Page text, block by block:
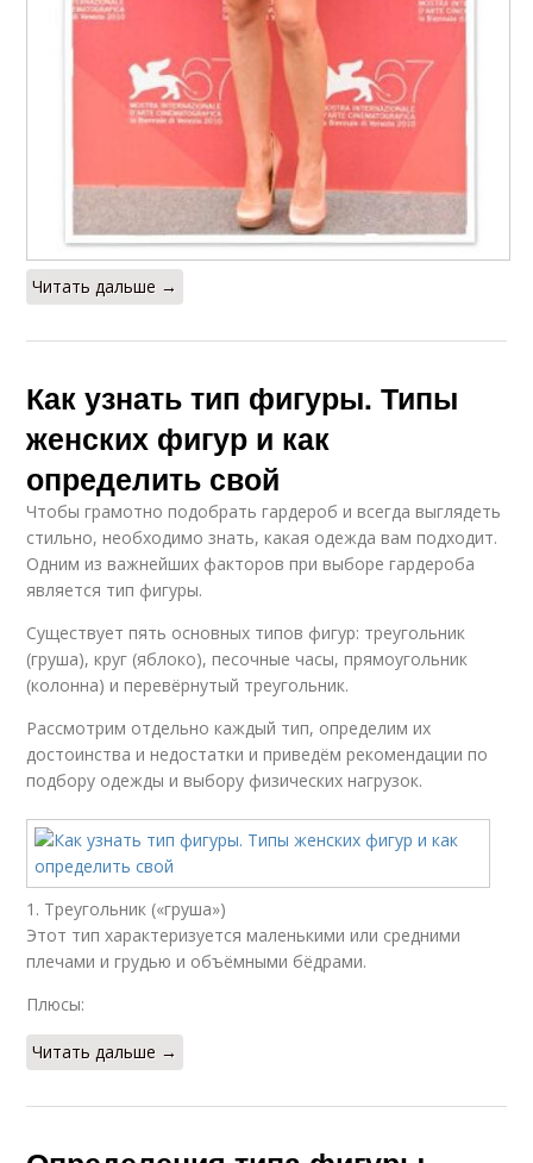
Читать дальше →
Как узнать тип фигуры. Типы
женских фигур и как
определить свой
Чтобы грамотно подобрать гардероб и всегда выглядеть
стильно, необходимо знать, какая одежда вам подходит.
Одним из важнейших факторов при выборе гардероба
является тип фигуры.
Существует пять основных типов фигур: треугольник
(груша), круг (яблоко), песочные часы, прямоугольник
(колонна) и перевёрнутый треугольник.
Рассмотрим отдельно каждый тип, определим их
достоинства и недостатки и приведём рекомендации по
подбору одежды и выбору физических нагрузок.
1. Треугольник («груша»)
Этот тип характеризуется маленькими или средними
плечами и грудью и объёмными бёдрами.
Плюсы:
Читать дальше →